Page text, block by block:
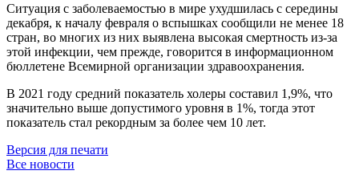
Ситуация с заболеваемостью в мире ухудшилась с середины
декабря, к началу февраля о вспышках сообщили не менее 18
стран, во многих из них выявлена высокая смертность из-за
этой инфекции, чем прежде, говорится в информационном
бюллетене Всемирной организации здравоохранения.
В 2021 году средний показатель холеры составил 1,9%, что
значительно выше допустимого уровня в 1%, тогда этот
показатель стал рекордным за более чем 10 лет.
Версия для печати
Все новости